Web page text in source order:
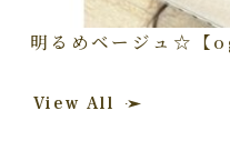
明るめベージュ☆【
View All